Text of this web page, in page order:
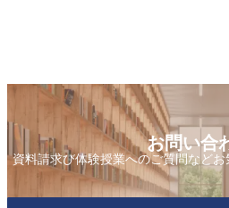
お問い合
資料請求び体験授業へのご質問など